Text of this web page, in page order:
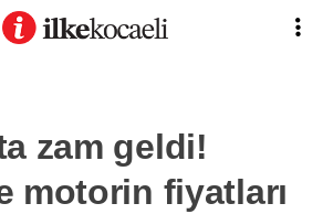
zam geldi!
motorin fiyatları